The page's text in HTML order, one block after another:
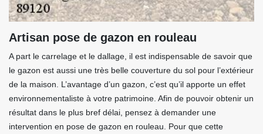
Artisan pose de gazon en rouleau
A part le carrelage et le dallage, il est indispensable de savoir que
le gazon est aussi une très belle couverture du sol pour l’extérieur
de la maison. L’avantage d’un gazon, c’est qu’il apporte un effet
environnementaliste à votre patrimoine. Afin de pouvoir obtenir un
résultat dans le plus bref délai, pensez à demander une
intervention en pose de gazon en rouleau. Pour que cette